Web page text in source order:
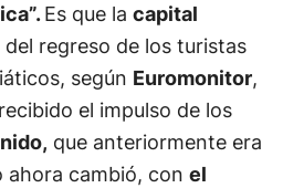
.Es que la capital
regreso de los turistas
según Euromonitor,
el impulso de los
que anteriormente era
ahora cambió, con el